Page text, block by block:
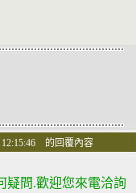
的回覆內容
疑問.歡迎您來電洽詢